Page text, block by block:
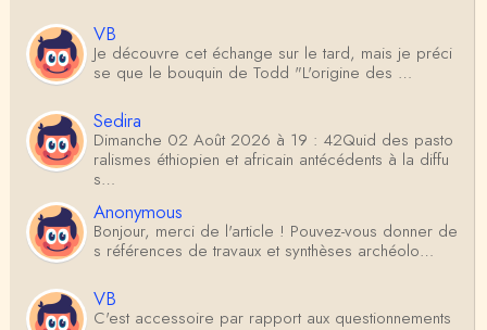
VB
Je découvre cet échange sur le tard, mais je préci
se que le bouquin de Todd "L'origine des …
Sedira
Dimanche 02 Août 2026 à 19 : 42Quid des pasto
ralismes éthiopien et africain antécédents à la diffu
s…
Anonymous
Bonjour, merci de l'article ! Pouvez-vous donner de
s références de travaux et synthèses archéolo…
VB
C'est accessoire par rapport aux questionnements